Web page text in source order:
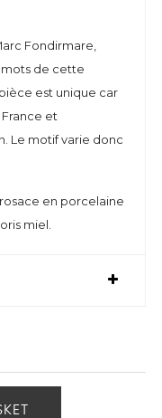
Fondirmare,
de cette
est unique car
et
Le motif varie donc
en porcelaine
miel.